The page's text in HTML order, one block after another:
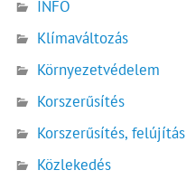
INFÓ
Klímaváltozás
Környezetvédelem
Korszerűsítés
Korszerűsítés, felújítás
Közlekedés